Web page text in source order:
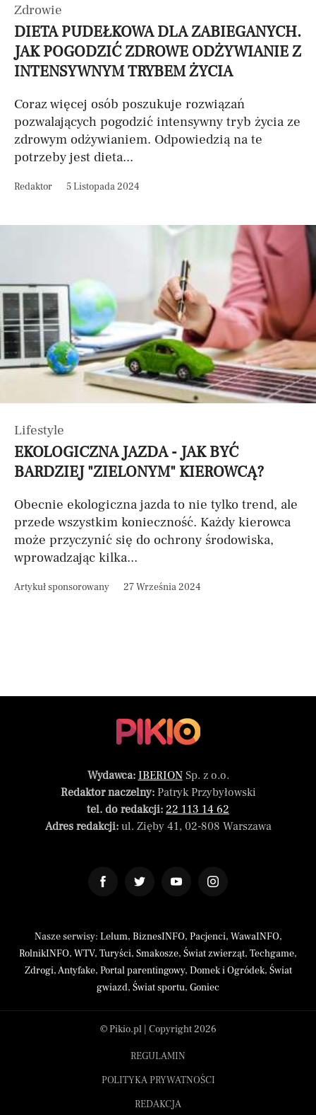
Zdrowie
DIETA PUDEŁKOWA DLA ZABIEGANYCH.
JAK POGODZIĆ ZDROWE ODŻYWIANIE Z
INTENSYWNYM TRYBEM ŻYCIA
Coraz więcej osób poszukuje rozwiązań
pozwalających pogodzić intensywny tryb życia ze
zdrowym odżywianiem. Odpowiedzią na te
potrzeby jest dieta...
Redaktor 5 Listopada 2024
Lifestyle
EKOLOGICZNA JAZDA - JAK BYĆ
BARDZIEJ "ZIELONYM" KIEROWCĄ?
Obecnie ekologiczna jazda to nie tylko trend, ale
przede wszystkim konieczność. Każdy kierowca
może przyczynić się do ochrony środowiska,
wprowadzając kilka...
Artykuł sponsorowany 27 Września 2024
Wydawca: IBERIONSp. z o.o.
Redaktor naczelny:Patryk Przybyłowski
tel. do redakcji: 22 113 14 62
Adres redakcji:ul. Zięby 41, 02-808 Warszawa
Nasze serwisy: Lelum, BiznesINFO, Pacjenci, WawaINFO,
RolnikINFO, WTV, Turyści, Smakosze, Świat zwierząt, Techgame,
Zdrogi,Antyfake, Portal parentingowy, Domek i Ogródek, Świat
gwiazd, Świat sportu, Goniec
© Pikio.pl | Copyright 2026
REGULAMIN
POLITYKA PRYWATNOŚCI
REDAKCJA